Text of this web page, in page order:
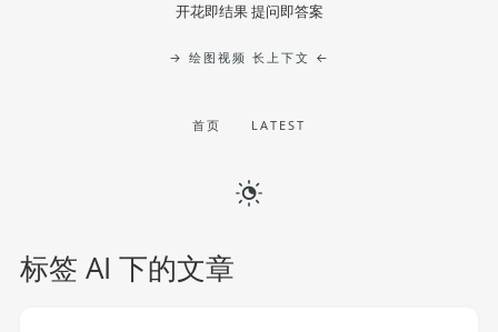
开花即结果 提问即答案
→ 绘图视频 长上下文 ←
首页 LATEST
标签 AI 下的文章